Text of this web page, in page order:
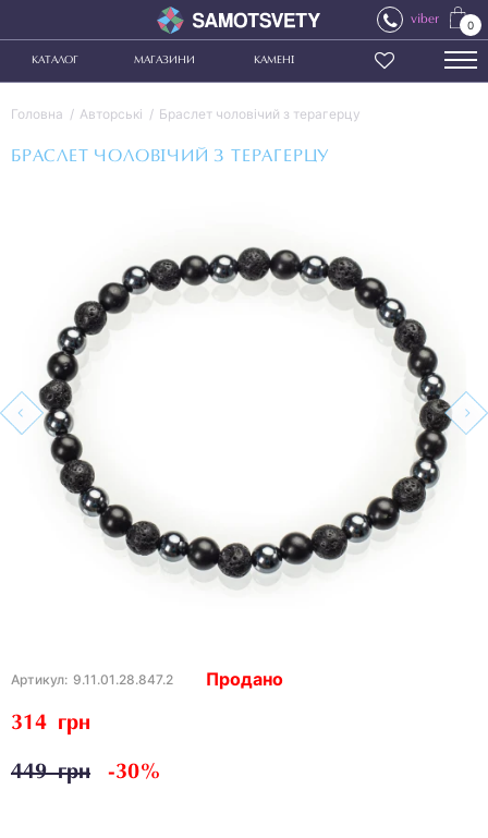
viber 0
КАТАЛОГ МАГАЗИНИ КАМЕНІ
Головна Авторські Браслет чоловічий з терагерцу
БРАСЛЕТ ЧОЛОВІЧИЙ З ТЕРАГЕРЦУ
Артикул: 9.11.01.28.847.2
314 грн
449 грн -30%
Продано